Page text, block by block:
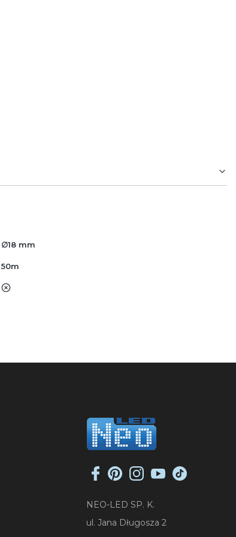
∅18 mm
50m
nie
NEO-LED SP. K.
ul. Jana Długosza 2